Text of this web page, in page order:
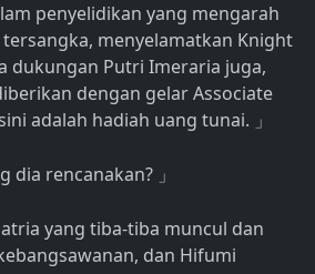
penyelidikan yang mengarah
menyelamatkan Knight
dukungan Putri Imeraria juga,
dengan gelar Associate
adalah hadiah uang tunai.
」
dia rencanakan? 」
yang tiba-tiba muncul dan
dan Hifumi